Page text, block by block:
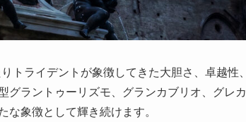
トライデントが象徴してきた大胆さ、卓越性、
グラントゥーリズモ、グランカブリオ、グレカ
象徴として輝き続けます。